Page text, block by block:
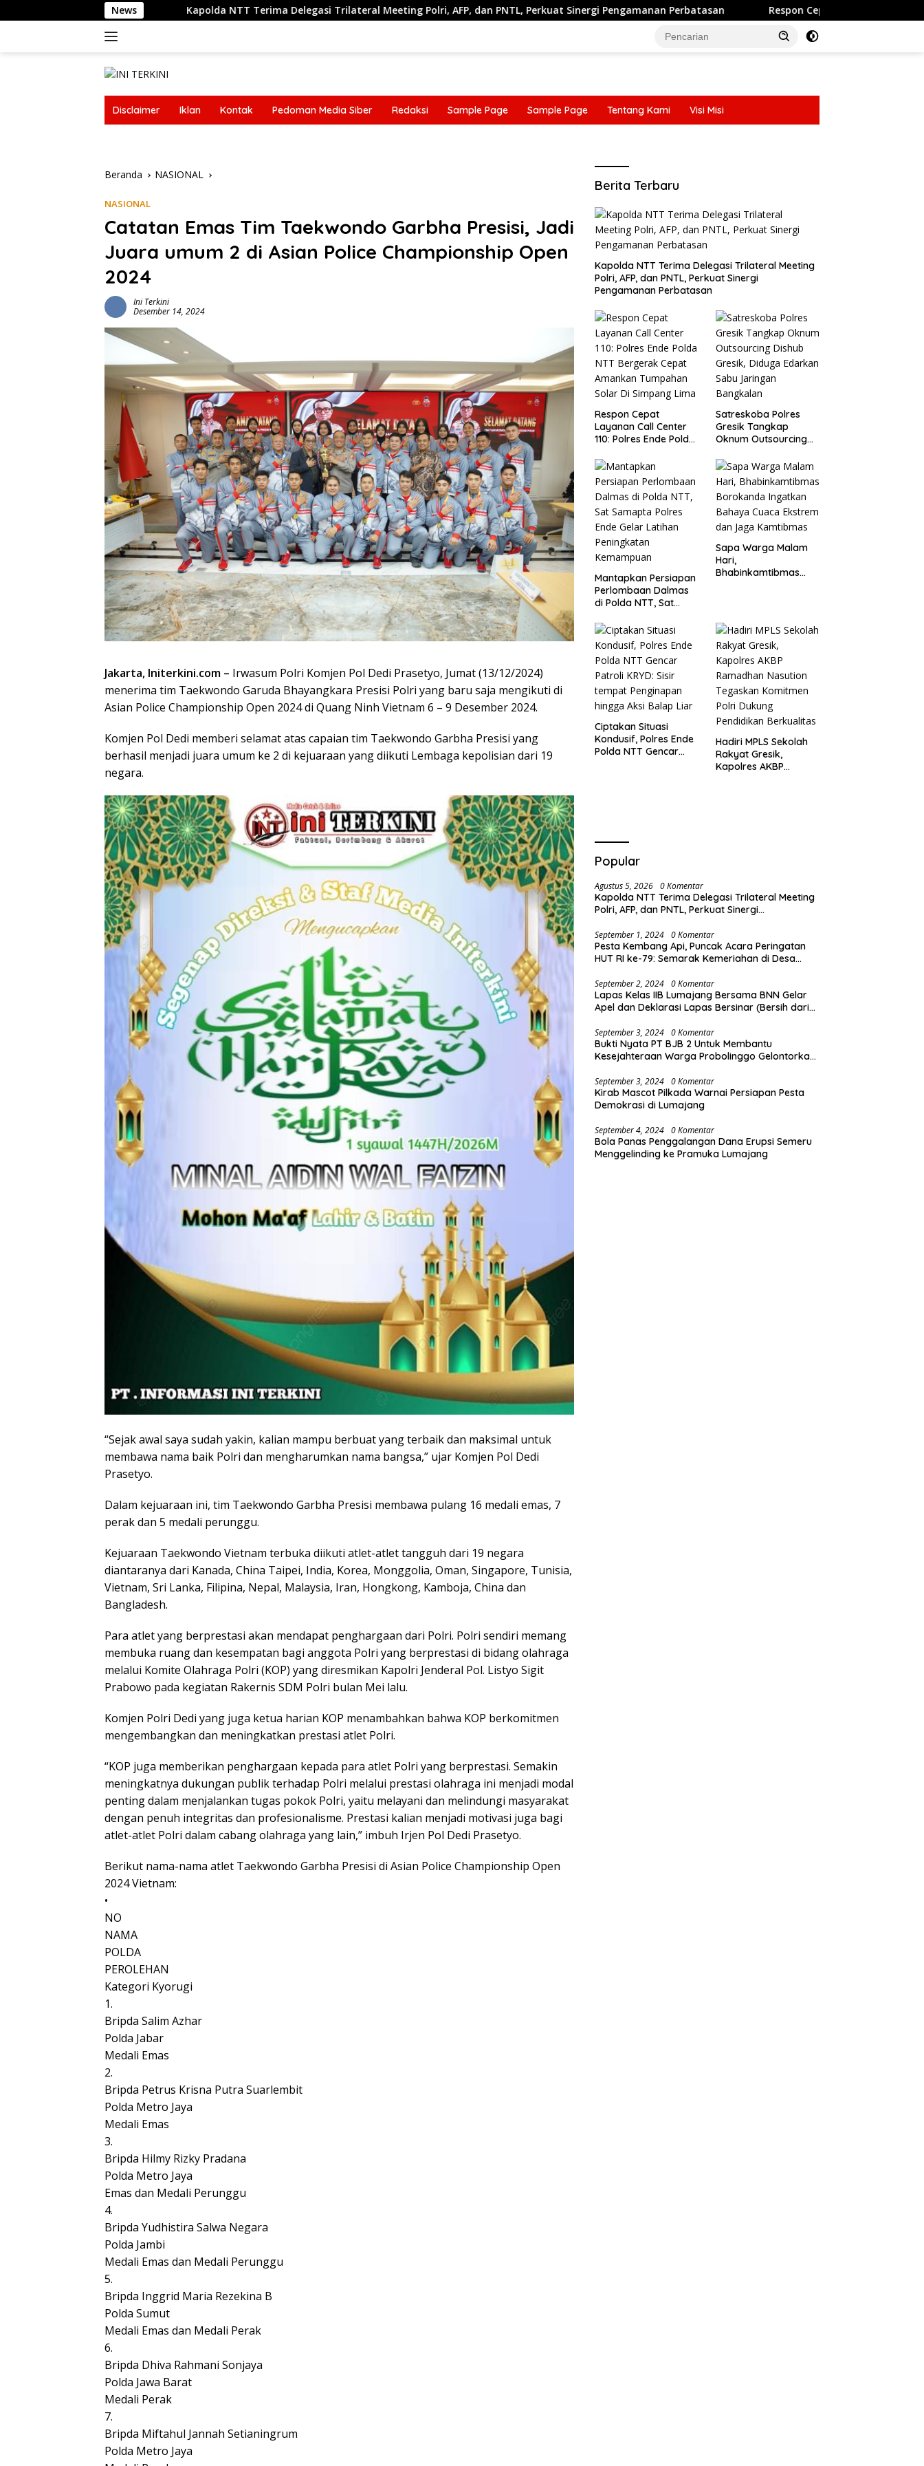
ke
News
Kapolda NTT Terima Delegasi Trilateral Meeting Polri, AFP, dan PNTL, Perkuat Sinergi Pengamanan Perbatasan Respon Cepat Layanan Call Center 110: Polres Ende
Disclaimer Iklan Kontak Pedoman Media Siber Redaksi Sample Page Sample Page Tentang Kami Visi Misi
Beranda NASIONAL
NASIONAL
Catatan Emas Tim Taekwondo Garbha Presisi, Jadi
Juara umum 2 di Asian Police Championship Open
2024
Ini Terkini
Desember 14, 2024
Jakarta, Initerkini.com – Irwasum Polri Komjen Pol Dedi Prasetyo, Jumat (13/12/2024)
menerima tim Taekwondo Garuda Bhayangkara Presisi Polri yang baru saja mengikuti di
Asian Police Championship Open 2024 di Quang Ninh Vietnam 6 – 9 Desember 2024.
Komjen Pol Dedi memberi selamat atas capaian tim Taekwondo Garbha Presisi yang
berhasil menjadi juara umum ke 2 di kejuaraan yang diikuti Lembaga kepolisian dari 19
negara.
“Sejak awal saya sudah yakin, kalian mampu berbuat yang terbaik dan maksimal untuk
membawa nama baik Polri dan mengharumkan nama bangsa,” ujar Komjen Pol Dedi
Prasetyo.
Dalam kejuaraan ini, tim Taekwondo Garbha Presisi membawa pulang 16 medali emas, 7
perak dan 5 medali perunggu.
Kejuaraan Taekwondo Vietnam terbuka diikuti atlet-atlet tangguh dari 19 negara
diantaranya dari Kanada, China Taipei, India, Korea, Monggolia, Oman, Singapore, Tunisia,
Vietnam, Sri Lanka, Filipina, Nepal, Malaysia, Iran, Hongkong, Kamboja, China dan
Bangladesh.
Para atlet yang berprestasi akan mendapat penghargaan dari Polri. Polri sendiri memang
membuka ruang dan kesempatan bagi anggota Polri yang berprestasi di bidang olahraga
melalui Komite Olahraga Polri (KOP) yang diresmikan Kapolri Jenderal Pol. Listyo Sigit
Prabowo pada kegiatan Rakernis SDM Polri bulan Mei lalu.
Komjen Polri Dedi yang juga ketua harian KOP menambahkan bahwa KOP berkomitmen
mengembangkan dan meningkatkan prestasi atlet Polri.
“KOP juga memberikan penghargaan kepada para atlet Polri yang berprestasi. Semakin
meningkatnya dukungan publik terhadap Polri melalui prestasi olahraga ini menjadi modal
penting dalam menjalankan tugas pokok Polri, yaitu melayani dan melindungi masyarakat
dengan penuh integritas dan profesionalisme. Prestasi kalian menjadi motivasi juga bagi
atlet-atlet Polri dalam cabang olahraga yang lain,” imbuh Irjen Pol Dedi Prasetyo.
Berikut nama-nama atlet Taekwondo Garbha Presisi di Asian Police Championship Open
2024 Vietnam:
•
NO
NAMA
POLDA
PEROLEHAN
Kategori Kyorugi
1.
Bripda Salim Azhar
Polda Jabar
Medali Emas
2.
Bripda Petrus Krisna Putra Suarlembit
Polda Metro Jaya
Medali Emas
3.
Bripda Hilmy Rizky Pradana
Polda Metro Jaya
Emas dan Medali Perunggu
4.
Bripda Yudhistira Salwa Negara
Polda Jambi
Medali Emas dan Medali Perunggu
5.
Bripda Inggrid Maria Rezekina B
Polda Sumut
Medali Emas dan Medali Perak
6.
Bripda Dhiva Rahmani Sonjaya
Polda Jawa Barat
Medali Perak
7.
Bripda Miftahul Jannah Setianingrum
Polda Metro Jaya
Berita Terbaru
Kapolda NTT Terima Delegasi Trilateral Meeting
Polri, AFP, dan PNTL, Perkuat Sinergi
Pengamanan Perbatasan
Respon Cepat
Layanan Call Center
110: Polres Ende Polda
Amankan Tumpahan
Solar Di Simpang Lima
Satreskoba Polres
Gresik Tangkap
Oknum Outsourcing
Edarkan Sabu
Jaringan Bangkalan
Mantapkan Persiapan
Perlombaan Dalmas
di Polda NTT, Sat
Gelar Latihan
Peningkatan
Kemampuan
Sapa Warga Malam
Hari,
Bhabinkamtibmas
Kamtibmas
Ciptakan Situasi
Kondusif, Polres Ende
Polda NTT Gencar
Hadiri MPLS Sekolah
Rakyat Gresik,
Kapolres AKBP
Popular
Agustus 5, 2026 0 Komentar
Kapolda NTT Terima Delegasi Trilateral Meeting
Polri, AFP, dan PNTL, Perkuat Sinergi
September 1, 2024 0 Komentar
Pesta Kembang Api, Puncak Acara Peringatan
HUT RI ke-79: Semarak Kemeriahan di Desa
September 2, 2024 0 Komentar
Lapas Kelas IIB Lumajang Bersama BNN Gelar
Apel dan Deklarasi Lapas Bersinar (Bersih dari
September 3, 2024 0 Komentar
Bukti Nyata PT BJB 2 Untuk Membantu
Kesejahteraan Warga Probolinggo Gelontorkan
September 3, 2024 0 Komentar
Kirab Mascot Pilkada Warnai Persiapan Pesta
Demokrasi di Lumajang
September 4, 2024 0 Komentar
Bola Panas Penggalangan Dana Erupsi Semeru
Menggelinding ke Pramuka Lumajang